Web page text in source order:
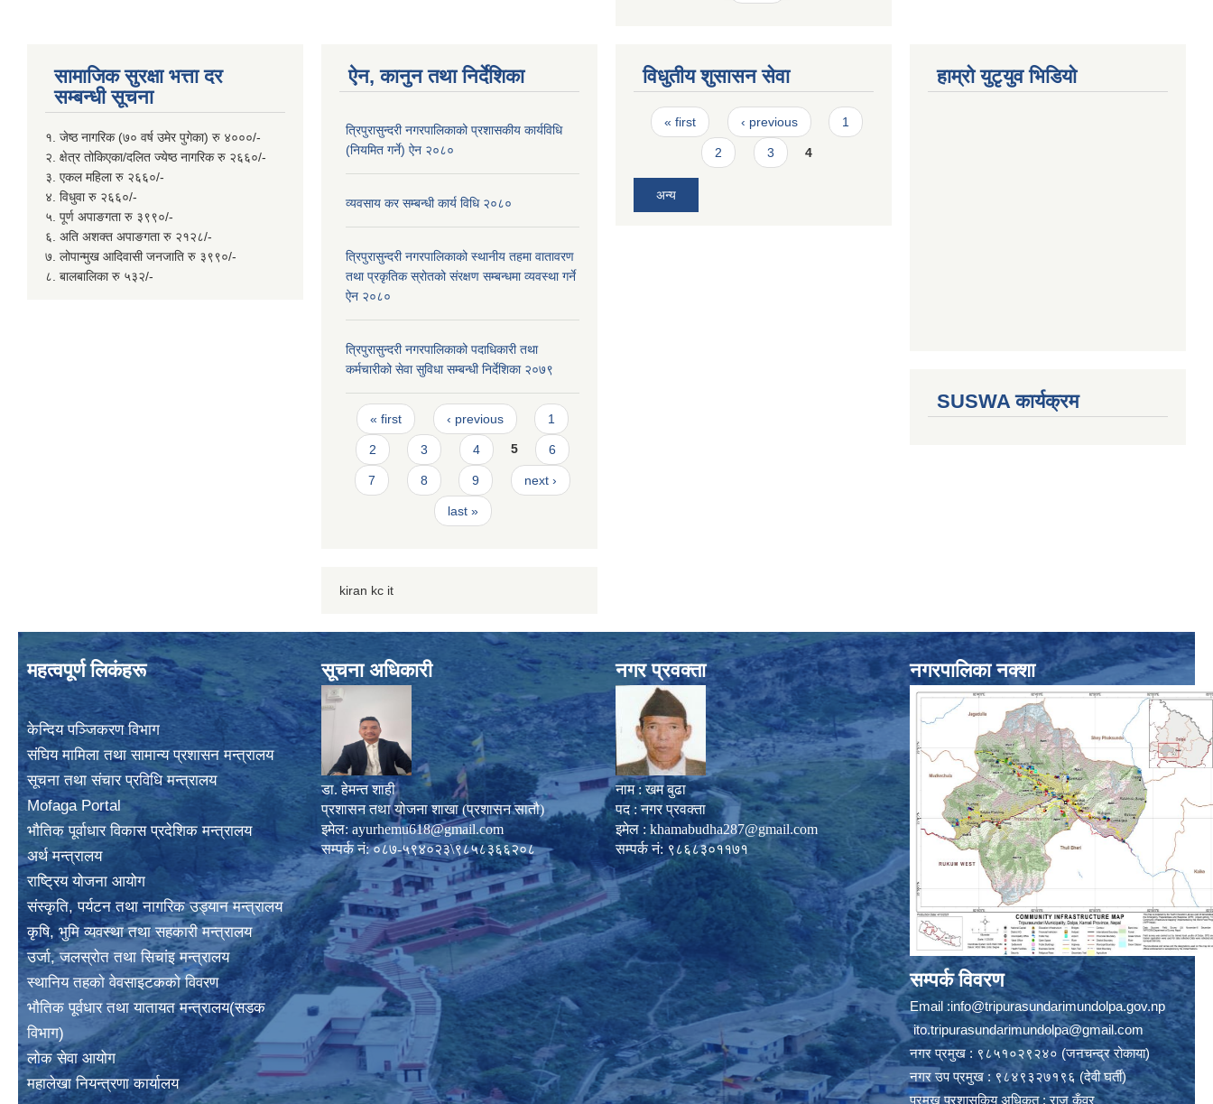
सामाजिक सुरक्षा भत्ता दर
सम्बन्धी सूचना
१. जेष्ठ नागरिक (७० वर्ष उमेर पुगेका) रु ४०००/-
२. क्षेत्र तोकिएका/दलित ज्येष्ठ नागरिक रु २६६०/-
३. एकल महिला रु २६६०/-
४. विधुवा रु २६६०/-
५. पूर्ण अपाङगता रु ३९९०/-
६. अति अशक्त अपाङगता रु २१२८/-
७. लोपान्मुख आदिवासी जनजाति रु ३९९०/-
८. बालबालिका रु ५३२/-
ऐन, कानुन तथा निर्देशिका
त्रिपुरासुन्दरी नगरपालिकाको प्रशासकीय कार्यविधि
(नियमित गर्ने) ऐन २०८०
व्यवसाय कर सम्बन्धी कार्य विधि २०८०
त्रिपुरासुन्दरी नगरपालिकाको स्थानीय तहमा वातावरण
तथा प्रकृतिक स्रोतको संरक्षण सम्बन्धमा व्यवस्था गर्ने
ऐन २०८०
त्रिपुरासुन्दरी नगरपालिकाको पदाधिकारी तथा
कर्मचारीको सेवा सुविधा सम्बन्धी निर्देशिका २०७९
Pages
« first ‹ previous 1
2 3 4 5 6
7 8 9 next ›
last »
kiran kc it
विधुतीय शुसासन सेवा
Pages
« first ‹ previous 1
2 3 4
अन्य
हाम्राे युटृयुव भिडियाे
SUSWA कार्यक्रम
महत्वपूर्ण लिकंहरू
केन्दिय पञ्जिकरण विभाग
संघिय मामिला तथा सामान्य प्रशासन मन्त्रालय
सूचना तथा संचार प्रविधि मन्त्रालय
Mofaga Portal
भाैतिक पूर्वाधार विकास प्रदेशिक मन्त्रालय
अर्थ मन्त्रालय
राष्ट्रिय योजना आयोग
संस्कृति, पर्यटन तथा नागरिक उड्यान मन्त्रालय
कृषि, भुमि व्यवस्था तथा सहकारी मन्त्रालय
उर्जा, जलस्राेत तथा सिचांइ मन्त्रालय
स्थानिय तहकाे वेवसाइटककाे विवरण
भाैतिक पूर्वधार तथा यातायत मन्त्रालय(सडक
विभाग)
लाेक सेवा आयोग
महालेखा नियन्त्रणा कार्यालय
सूचना अधिकारी
डा. हेमन्त शाही
प्रशासन तथा योजना शाखा (प्रशासन सातौ)
इमेल: ayurhemu618@gmail.com
सम्पर्क नं: ०८७-५९४०२३\९८५८३६६२०८
नगर प्रवक्ता
नाम : खम बुढा
पद : नगर प्रवक्ता
इमेल : khamabudha287@gmail.com
सम्पर्क नं: ९८६८३०११७१
नगरपालिका नक्शा
सम्पर्क विवरण
Email :info@tripurasundarimundolpa.gov.np
ito.tripurasundarimundolpa@gmail.com
नगर प्रमुख : ९८५१०२९२४० (जनचन्द्र रोकाया)
नगर उप प्रमुख : ९८४९३२७१९६ (देवी घर्ती)
प्रमुख प्रशासकिय अधिकृत : राजु कुँवर